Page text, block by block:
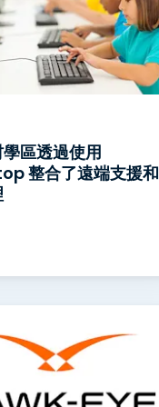
區透過使用
整合了遠端支援和